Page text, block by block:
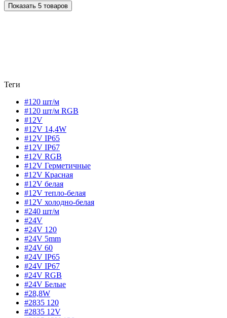
Показать 5 товаров
Теги
#120 шт/м
#120 шт/м RGB
#12V
#12V 14,4W
#12V IP65
#12V IP67
#12V RGB
#12V Герметичные
#12V Красная
#12V белая
#12V тепло-белая
#12V холодно-белая
#240 шт/м
#24V
#24V 120
#24V 5mm
#24V 60
#24V IP65
#24V IP67
#24V RGB
#24V Белые
#28,8W
#2835 120
#2835 12V